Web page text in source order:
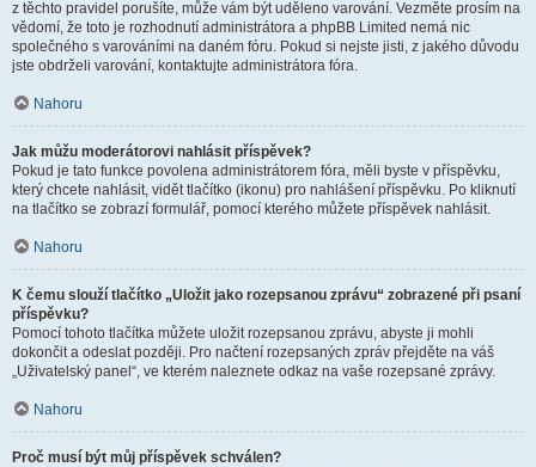
z těchto pravidel porušíte, může vám být uděleno varování. Vezměte prosím na
vědomí, že toto je rozhodnutí administrátora a phpBB Limited nemá nic
společného s varováními na daném fóru. Pokud si nejste jisti, z jakého důvodu
jste obdrželi varování, kontaktujte administrátora fóra.
Nahoru
Jak můžu moderátorovi nahlásit příspěvek?
Pokud je tato funkce povolena administrátorem fóra, měli byste v příspěvku,
který chcete nahlásit, vidět tlačítko (ikonu) pro nahlášení příspěvku. Po kliknutí
na tlačítko se zobrazí formulář, pomocí kterého můžete příspěvek nahlásit.
Nahoru
K čemu slouží tlačítko „Uložit jako rozepsanou zprávu“ zobrazené při psaní
příspěvku?
Pomocí tohoto tlačítka můžete uložit rozepsanou zprávu, abyste ji mohli
dokončit a odeslat později. Pro načtení rozepsaných zpráv přejděte na váš
„Uživatelský panel“, ve kterém naleznete odkaz na vaše rozepsané zprávy.
Nahoru
Proč musí být můj příspěvek schválen?